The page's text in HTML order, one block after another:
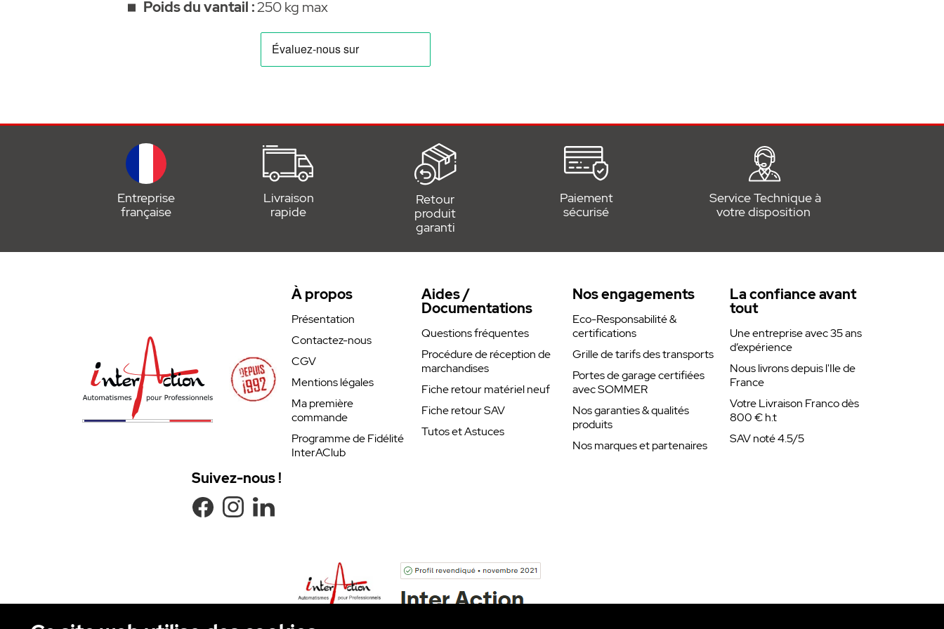
Poids du vantail :250 kg max
Entreprise
française
Livraison
rapide
Retour
produit
garanti
Paiement
sécurisé
Service Technique à
votre disposition
À propos
Présentation
Contactez-nous
CGV
Mentions légales
Ma première
commande
Programme de Fidélité
InterAClub
Aides /
Documentations
Questions fréquentes
Procédure de réception de
marchandises
Fiche retour matériel neuf
Fiche retour SAV
Tutos et Astuces
Nos engagements
Eco-Responsabilité &
certifications
Grille de tarifs des transports
Portes de garage certifiées
avec SOMMER
Nos garanties & qualités
produits
Nos marques et partenaires
La confiance avant
tout
Une entreprise avec 35 ans
d’expérience
Nous livrons depuis l'Ile de
France
Votre Livraison Franco dès
800 € h.t
SAV noté 4.5/5
Suivez-nous !